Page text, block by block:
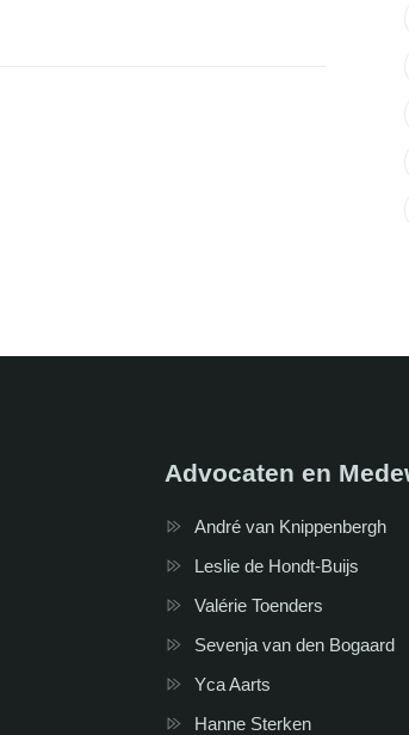
Advocaten en
André van Knippenbergh
Leslie de Hondt-Buijs
Valérie Toenders
Sevenja van den Bogaard
Yca Aarts
Hanne Sterken